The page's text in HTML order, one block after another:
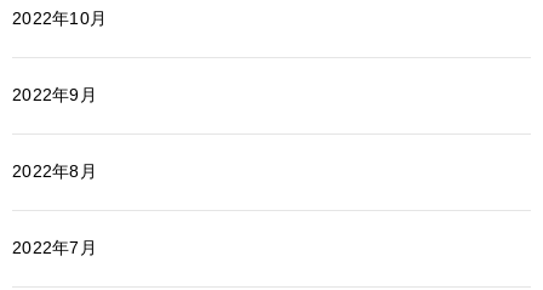
2022年10月
2022年9月
2022年8月
2022年7月